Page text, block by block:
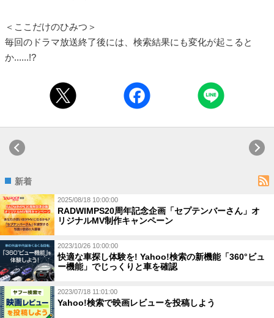
＜ここだけのひみつ＞
毎回のドラマ放送終了後には、検索結果にも変化が起こると
か......!?
新着
2025/08/18 10:00:00
RADWIMPS20周年記念企画「セプテンバーさん」オ
リジナルMV制作キャンペーン
2023/10/26 10:00:00
快適な車探し体験を! Yahoo!検索の新機能「360°ビュ
ー機能」でじっくりと車を確認
2023/07/18 11:01:00
Yahoo!検索で映画レビューを投稿しよう